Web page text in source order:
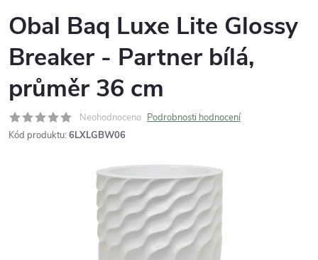
Obal Baq Luxe Lite Glossy
Breaker - Partner bílá,
průměr 36 cm
Neohodnoceno Podrobnosti hodnocení
Kód produktu: 6LXLGBW06